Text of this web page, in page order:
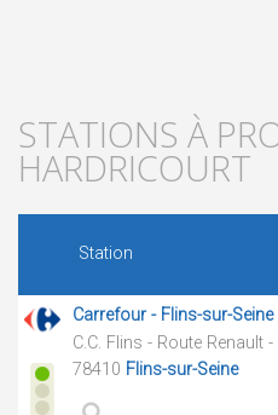
STATIONS À
HARDRICOURT
Station
Carrefour - Flins-sur-Seine
C.C. Flins - Route Renault -
78410 Flins-sur-Seine